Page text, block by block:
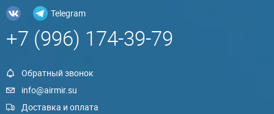
Telegram
+7 (996) 174-39-79
Обратный звонок
info@airmir.su
Доставка и оплата